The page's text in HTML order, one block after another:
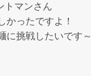
トマンさん
かったですよ！
に挑戦したいです～